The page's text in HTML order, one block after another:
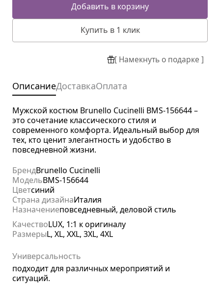
Добавить в корзину
Купить в 1 клик
[ Намекнуть о подарке ]
ОписаниеДоставкаОплата
Мужской костюм Brunello Cucinelli BMS-156644 –
это сочетание классического стиля и
современного комфорта. Идеальный выбор для
тех, кто ценит элегантность и удобство в
повседневной жизни.
БрендBrunello Cucinelli
МодельBMS-156644
Цветсиний
Страна дизайнаИталия
Назначениеповседневный, деловой стиль
КачествоLUX, 1:1 к оригиналу
РазмерыL, XL, XXL, 3XL, 4XL
Универсальность
подходит для различных мероприятий и
ситуаций.